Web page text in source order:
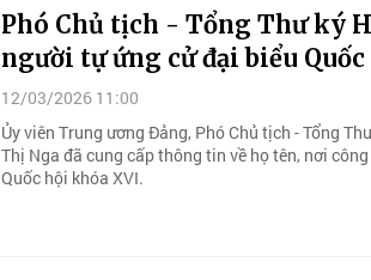
Phó Chủ tịch - Tổng Thư ký
người tự ứng cử đại biểu
12/03/2026 11:00
Ủy viên Trung ương Đảng, Phó Chủ tịch - Tổng
Thị Nga đã cung cấp thông tin về họ tên, nơi
Quốc hội khóa XVI.